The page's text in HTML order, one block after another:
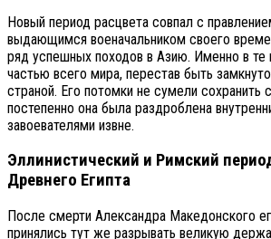
Новый период расцвета совпал с
выдающимся военачальником своего
ряд успешных походов в Азию. Именно в те
частью всего мира, перестав быть
страной. Его потомки не сумели
постепенно она была раздроблена
завоевателями извне.
Эллинистический и Римский
Древнего Египта
После смерти Александра Македонского
принялись тут же разрывать великую